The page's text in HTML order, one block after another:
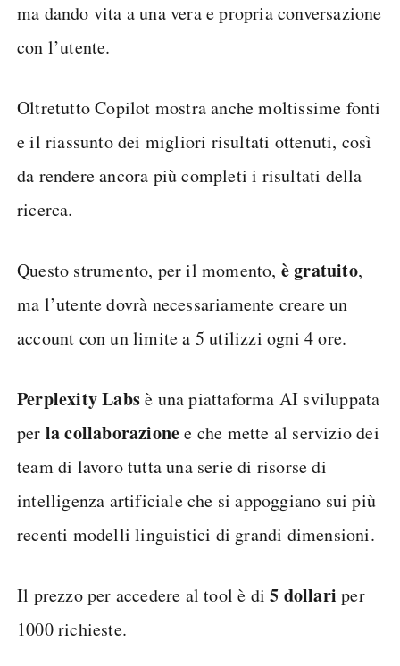
ma dando vita a una vera e propria conversazione
con l’utente.
Oltretutto Copilot mostra anche moltissime fonti
e il riassunto dei migliori risultati ottenuti, così
da rendere ancora più completi i risultati della
ricerca.
Questo strumento, per il momento, è gratuito,
ma l’utente dovrà necessariamente creare un
account con un limite a 5 utilizzi ogni 4 ore.
Perplexity Labsè una piattaforma AI sviluppata
per la collaborazionee che mette al servizio dei
team di lavoro tutta una serie di risorse di
intelligenza artificiale che si appoggiano sui più
recenti modelli linguistici di grandi dimensioni.
Il prezzo per accedere al tool è di5 dollari per
1000 richieste.